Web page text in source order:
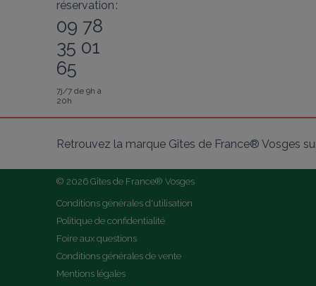
réservation :
09 78
35 01
65
7j/7 de 9h à
20h
Retrouvez la marque Gîtes de France® Vosges
© 2026 Gîtes de France® Vosges
Conditions générales d'utilisation
Politique de confidentialité
Foire aux questions
Conditions générales de vente
Mentions légales